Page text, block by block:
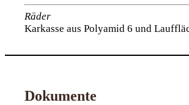
Räder
Karkasse aus Polyamid 6 und
Dokumente